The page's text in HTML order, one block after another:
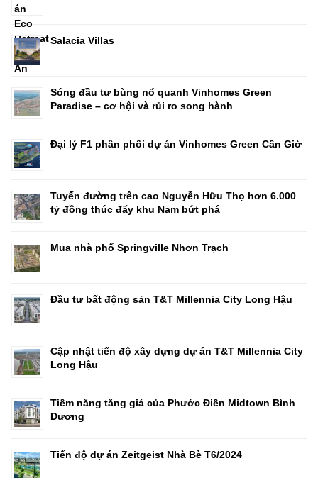
Salacia Villas
Sóng đầu tư bùng nổ quanh Vinhomes Green
Paradise – cơ hội và rủi ro song hành
Đại lý F1 phân phối dự án Vinhomes Green Cần Giờ
Tuyến đường trên cao Nguyễn Hữu Thọ hơn 6.000
tỷ đồng thúc đẩy khu Nam bứt phá
Mua nhà phố Springville Nhơn Trạch
Đầu tư bất động sản T&T Millennia City Long Hậu
Cập nhật tiến độ xây dựng dự án T&T Millennia City
Long Hậu
Tiềm năng tăng giá của Phước Điền Midtown Bình
Dương
Tiến độ dự án Zeitgeist Nhà Bè T6/2024